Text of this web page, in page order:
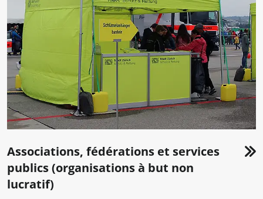
Associations, fédérations et services
publics (organisations à but non
lucratif)